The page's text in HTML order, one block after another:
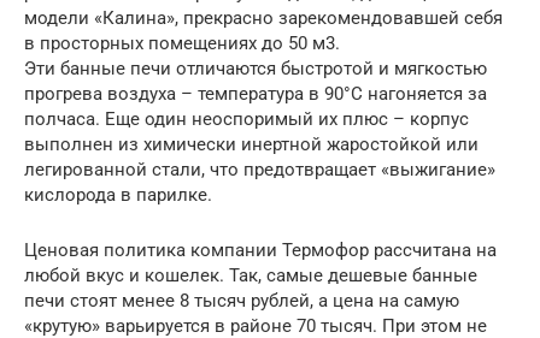
модели «Калина», прекрасно зарекомендовавшей себя
в просторных помещениях до 50 м3.
Эти банные печи отличаются быстротой и мягкостью
прогрева воздуха – температура в 90°С нагоняется за
полчаса. Еще один неоспоримый их плюс – корпус
выполнен из химически инертной жаростойкой или
легированной стали, что предотвращает «выжигание»
кислорода в парилке.
Ценовая политика компании Термофор рассчитана на
любой вкус и кошелек. Так, самые дешевые банные
печи стоят менее 8 тысяч рублей, а цена на самую
«крутую» варьируется в районе 70 тысяч. При этом не